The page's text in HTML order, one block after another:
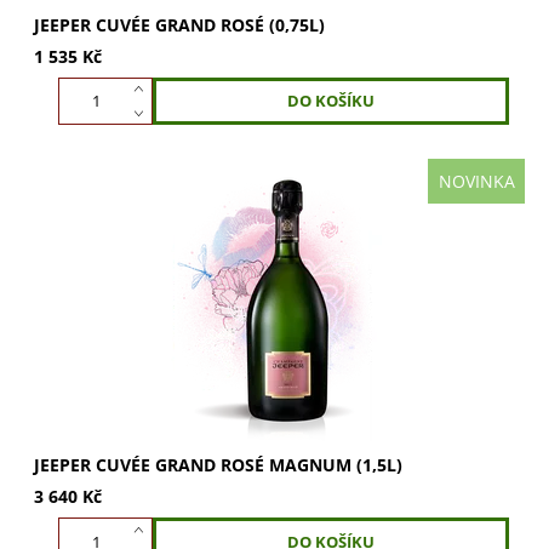
JEEPER CUVÉE GRAND ROSÉ (0,75L)
1 535 Kč
NOVINKA
JEEPER Cuvée Grand Rosé Magnum: Směs 88 %
Chardonnay a 12 % Pinot Noir. Vůně růží, pomerančů a
jahod s tóny briošek zrání v sudech. Svěží ovocná...
JEEPER CUVÉE GRAND ROSÉ MAGNUM (1,5L)
3 640 Kč